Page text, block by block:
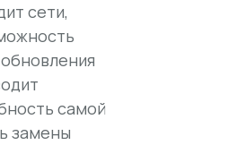
сети,
самой
замены